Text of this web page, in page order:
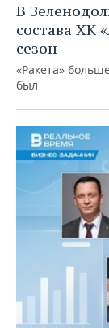
В
состава ХК
сезон
«Ракета»
был